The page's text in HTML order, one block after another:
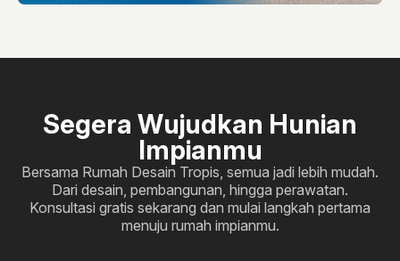
Segera Wujudkan Hunian
Impianmu
Bersama Rumah Desain Tropis, semua jadi lebih mudah.
Dari desain, pembangunan, hingga perawatan.
Konsultasi gratis sekarang dan mulai langkah pertama
menuju rumah impianmu.